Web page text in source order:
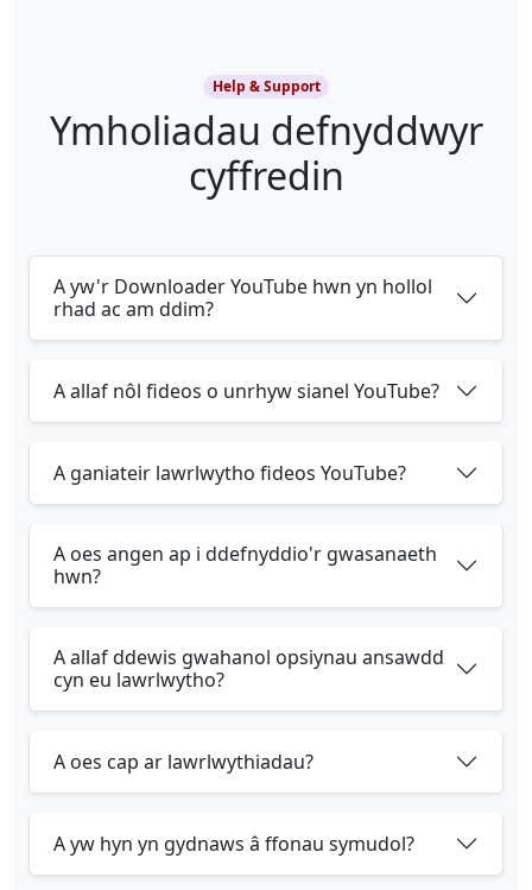
Help & Support
Ymholiadau defnyddwyr
cyffredin
A yw'r Downloader YouTube hwn yn hollol
rhad ac am ddim?
A allaf nôl fideos o unrhyw sianel YouTube?
A ganiateir lawrlwytho fideos YouTube?
A oes angen ap i ddefnyddio'r gwasanaeth
hwn?
A allaf ddewis gwahanol opsiynau ansawdd
cyn eu lawrlwytho?
A oes cap ar lawrlwythiadau?
A yw hyn yn gydnaws â ffonau symudol?